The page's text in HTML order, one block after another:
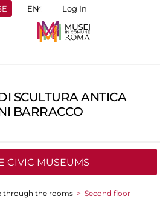
Log In
SCULTURA ANTICA
BARRACCO
CIVIC MUSEUMS
through the rooms > Second floor